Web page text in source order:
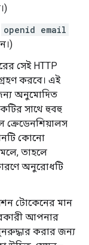
openid email
সেই HTTP
করবে। এই
জন্য অনুমোদিত
সাথে হুবহু
কোনো
তাহলে
অনুরোধটি
টোকেনের মান
আপনার
করার জন্য